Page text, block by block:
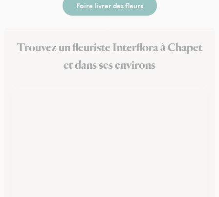
Faire livrer des fleurs
Trouvez un fleuriste Interflora à Chapet
et dans ses environs